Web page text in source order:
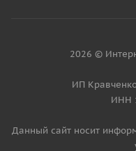
2026 ©
ИП
ИНН
Данный сайт носит